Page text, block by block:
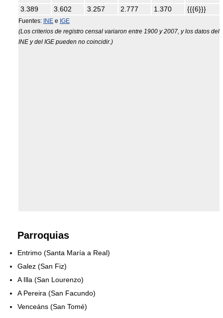
3.389
3.602 3.257 2.777 1.370 {{{6}}}
Fuentes: INE e IGE
(Los criterios de registro censal variaron entre 1900 y 2007, y los datos del
INE y del IGE pueden no coincidir.)
Parroquias
Entrimo (Santa María a Real)
Galez (San Fiz)
A Illa (San Lourenzo)
A Pereira (San Facundo)
Venceáns (San Tomé)